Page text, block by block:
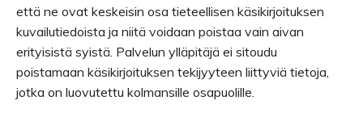
että ne ovat keskeisin osa tieteellisen käsikirjoituksen
kuvailutiedoista ja niitä voidaan poistaa vain aivan
erityisistä syistä. Palvelun ylläpitäjä ei sitoudu
poistamaan käsikirjoituksen tekijyyteen liittyviä tietoja,
jotka on luovutettu kolmansille osapuolille.